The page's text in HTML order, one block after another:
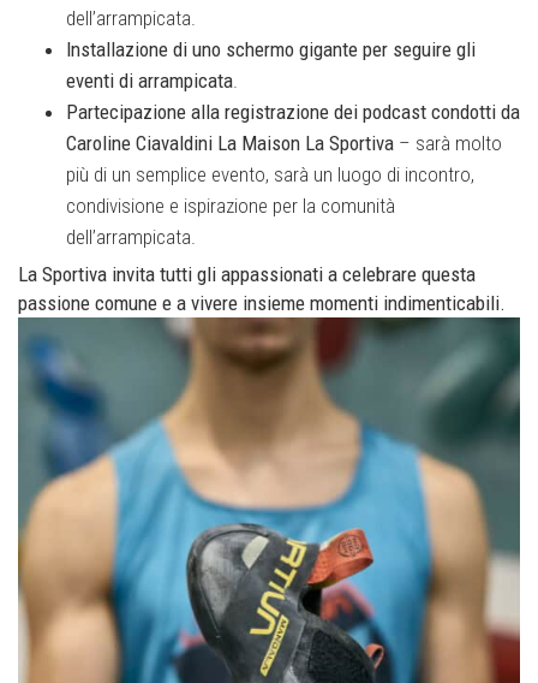
dell’arrampicata.
Installazione di uno schermo gigante per seguire gli
eventi di arrampicata
Partecipazione alla registrazione dei podcast condotti da
Caroline Ciavaldini La Maison La Sportiva – sarà molto
più di un semplice evento, sarà un luogo di incontro,
condivisione e ispirazione per la comunità
dell’arrampicata.
La Sportiva invita tutti gli appassionati a celebrare questa
passione comune e a vivere insieme momenti indimenticabili.